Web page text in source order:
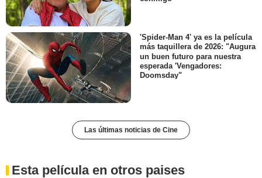
'Spider-Man 4' ya es la película
más taquillera de 2026: "Augura
un buen futuro para nuestra
esperada 'Vengadores:
Doomsday"
Las últimas noticias de Cine
Esta película en otros paises